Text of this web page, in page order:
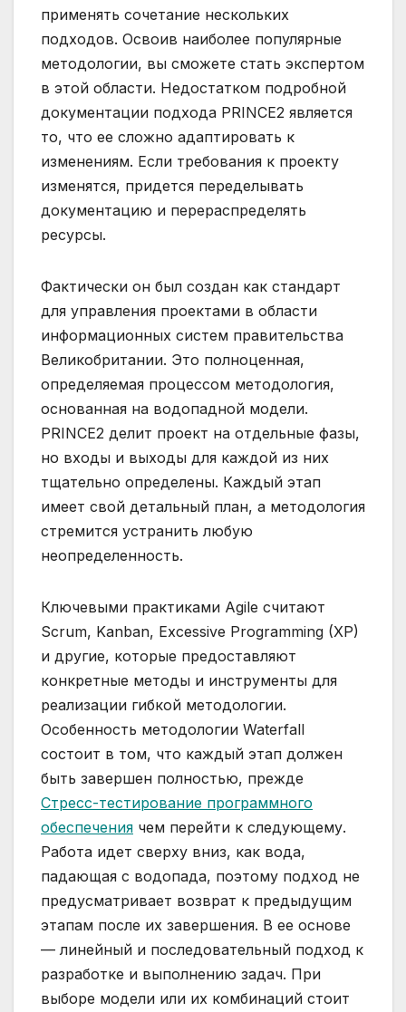
применять сочетание нескольких
подходов. Освоив наиболее популярные
методологии, вы сможете стать экспертом
в этой области. Недостатком подробной
документации подхода PRINCE2 является
то, что ее сложно адаптировать к
изменениям. Если требования к проекту
изменятся, придется переделывать
документацию и перераспределять
ресурсы.
Фактически он был создан как стандарт
для управления проектами в области
информационных систем правительства
Великобритании. Это полноценная,
определяемая процессом методология,
основанная на водопадной модели.
PRINCE2 делит проект на отдельные фазы,
но входы и выходы для каждой из них
тщательно определены. Каждый этап
имеет свой детальный план, а методология
стремится устранить любую
неопределенность.
Ключевыми практиками Agile считают
Scrum, Kanban, Excessive Programming (XP)
и другие, которые предоставляют
конкретные методы и инструменты для
реализации гибкой методологии.
Особенность методологии Waterfall
состоит в том, что каждый этап должен
быть завершен полностью, прежде
Стресс-тестирование программного
обеспечения чем перейти к следующему.
Работа идет сверху вниз, как вода,
падающая с водопада, поэтому подход не
предусматривает возврат к предыдущим
этапам после их завершения. В ее основе
— линейный и последовательный подход к
разработке и выполнению задач. При
выборе модели или их комбинаций стоит